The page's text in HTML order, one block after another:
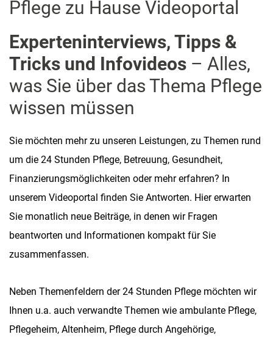
Pflege zu Hause Videoportal
Experteninterviews, Tipps &
Tricks und Infovideos – Alles,
was Sie über das Thema Pflege
wissen müssen
Sie möchten mehr zu unseren Leistungen, zu Themen rund
um die 24 Stunden Pflege, Betreuung, Gesundheit,
Finanzierungsmöglichkeiten oder mehr erfahren? In
unserem Videoportal finden Sie Antworten. Hier erwarten
Sie monatlich neue Beiträge, in denen wir Fragen
beantworten und Informationen kompakt für Sie
zusammenfassen.
Neben Themenfeldern der 24 Stunden Pflege möchten wir
Ihnen u.a. auch verwandte Themen wie ambulante Pflege,
Pflegeheim, Altenheim, Pflege durch Angehörige,